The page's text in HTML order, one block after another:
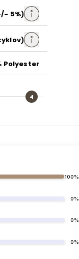
5%)
Polyester
4
100%
0%
0%
0%